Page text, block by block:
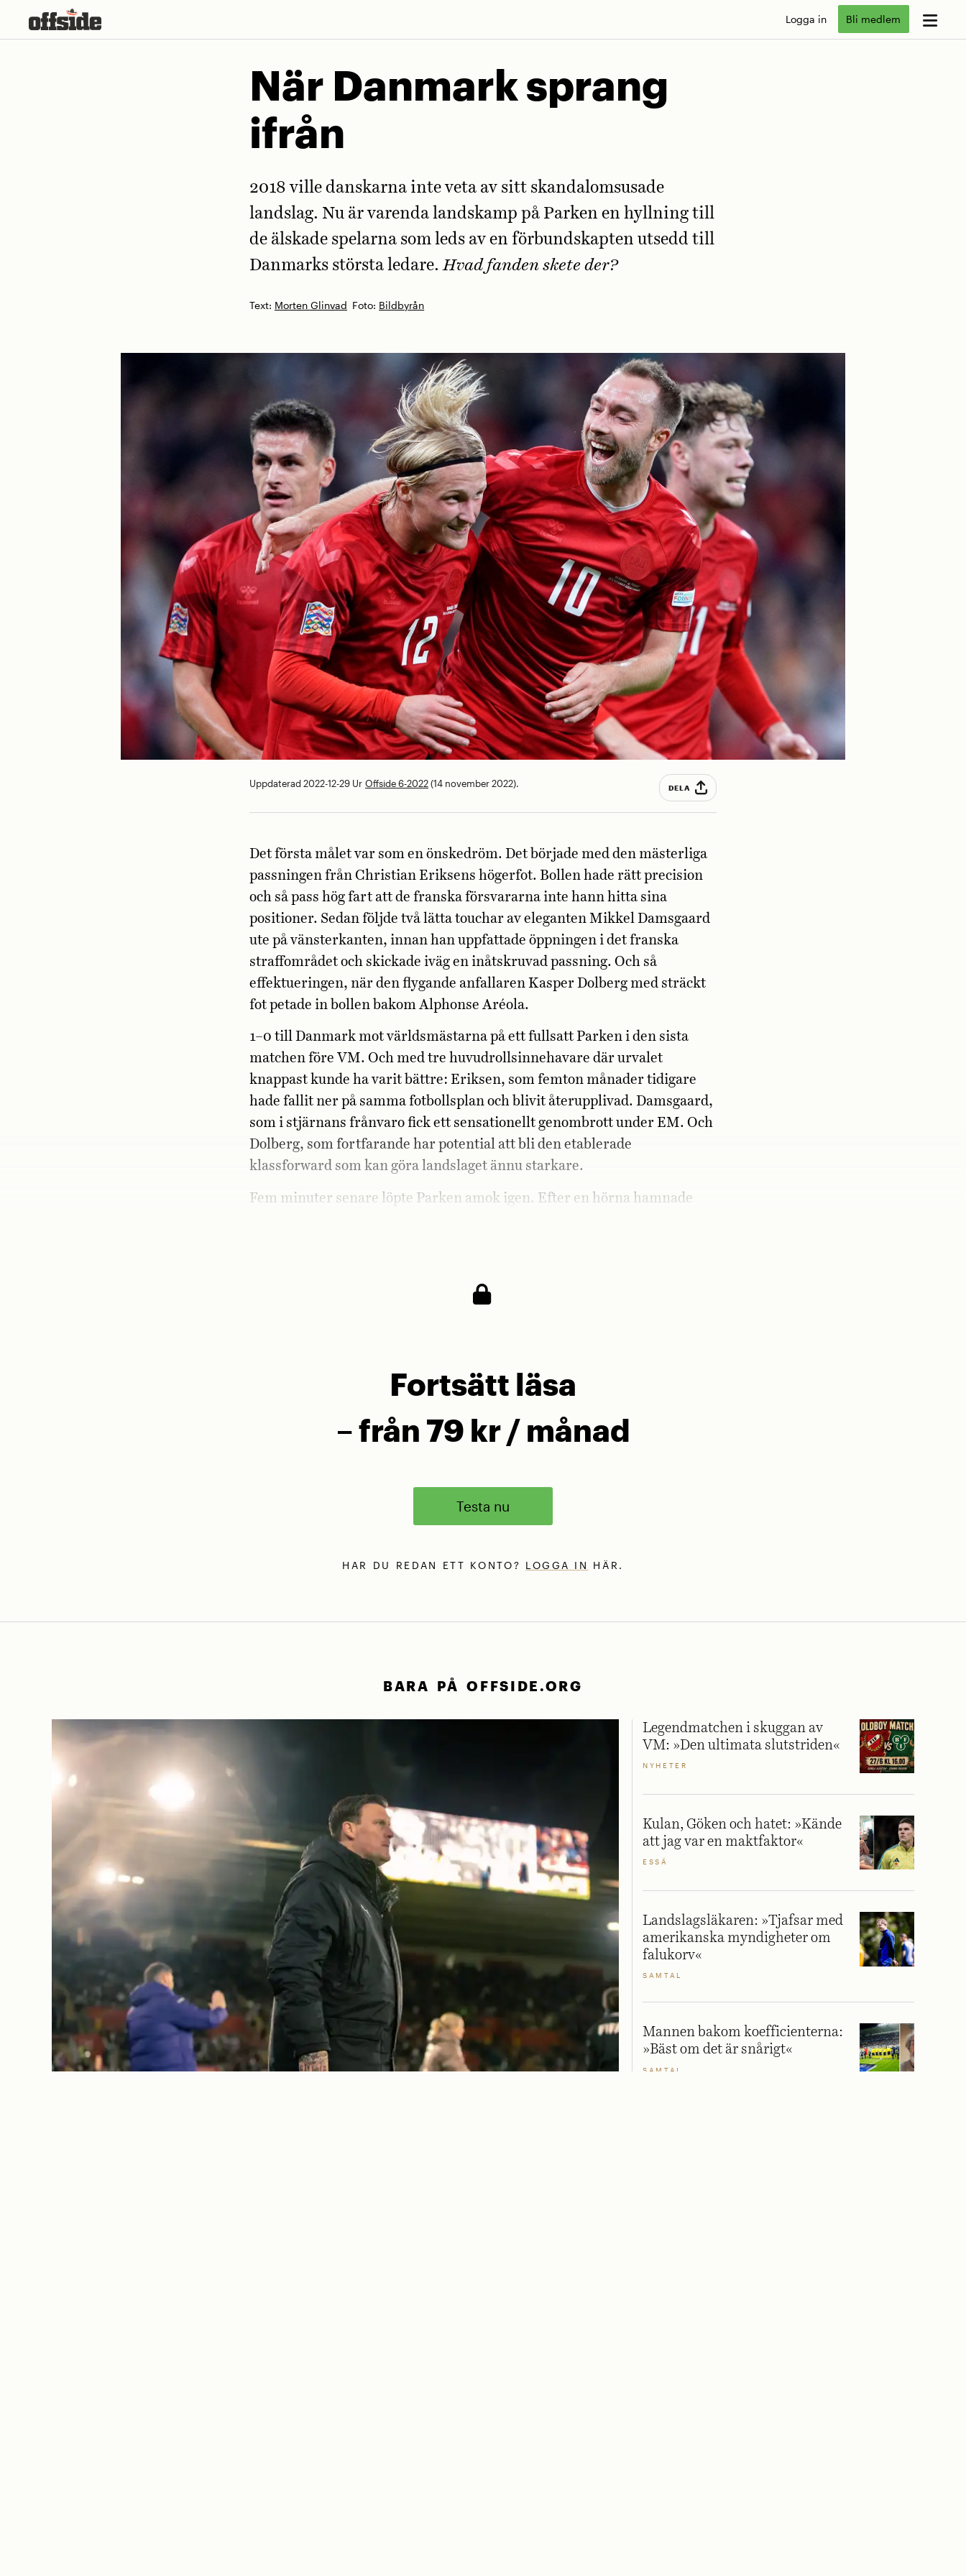
Logga in Bli medlem
När Danmark sprang
ifrån
Text: Morten Glinvad Foto: Bildbyrån
2018 ville danskarna inte veta av sitt skandalomsusade
landslag. Nu är varenda landskamp på Parken en hyllning till
de älskade spelarna som leds av en förbundskapten utsedd till
Danmarks största ledare.Hvad fanden skete der?
Uppdaterad 2022-12-29 Ur Offside 6-2022(14 november 2022). DELA
Det första målet var som en önskedröm. Det började med den mästerliga
passningen från Christian Eriksens högerfot. Bollen hade rätt precision
och så pass hög fart att de franska försvararna inte hann hitta sina
positioner. Sedan följde två lätta touchar av eleganten Mikkel Damsgaard
ute på vänsterkanten, innan han uppfattade öppningen i det franska
straffområdet och skickade iväg en inåtskruvad passning. Och så
effektueringen, när den flygande anfallaren Kasper Dolberg med sträckt
fot petade in bollen bakom Alphonse Aréola.
1–0 till Danmark mot världsmästarna på ett fullsatt Parken i den sista
matchen före VM. Och med tre huvudrollsinnehavare där urvalet
knappast kunde ha varit bättre: Eriksen, som femton månader tidigare
hade fallit ner på samma fotbollsplan och blivit återupplivad. Damsgaard,
som i stjärnans frånvaro fick ett sensationellt genombrott under EM. Och
Dolberg, som fortfarande har potential att bli den etablerade
klassforward som kan göra landslaget ännu starkare.
Fem minuter senare löpte Parken amok igen. Efter en hörna hamnade
Fortsätt läsa
– från 79 kr / månad
Testa nu
HAR DU REDAN ETT KONTO? LOGGA IN HÄR.
BARA PÅ OFFSIDE.ORG
Legendmatchen i skuggan av
VM: »Den ultimata slutstriden«
NYHETER
Kulan, Göken och hatet: »Kände
att jag var en maktfaktor«
ESSÄ
Landslagsläkaren: »Tjafsar med
amerikanska myndigheter om
falukorv«
SAMTAL
Mannen bakom koefficienterna:
»Bäst om det är snårigt«
SAMTAL